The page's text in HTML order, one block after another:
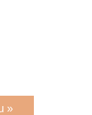
»